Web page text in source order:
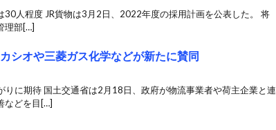
人程度 JR貨物は3月2日、2022年度の採用計画を公表した。 将
理部[…]
シオや三菱ガス化学などが新たに賛同
りに期待 国土交通省は2月18日、政府が物流事業者や荷主企業と連
などを目[…]